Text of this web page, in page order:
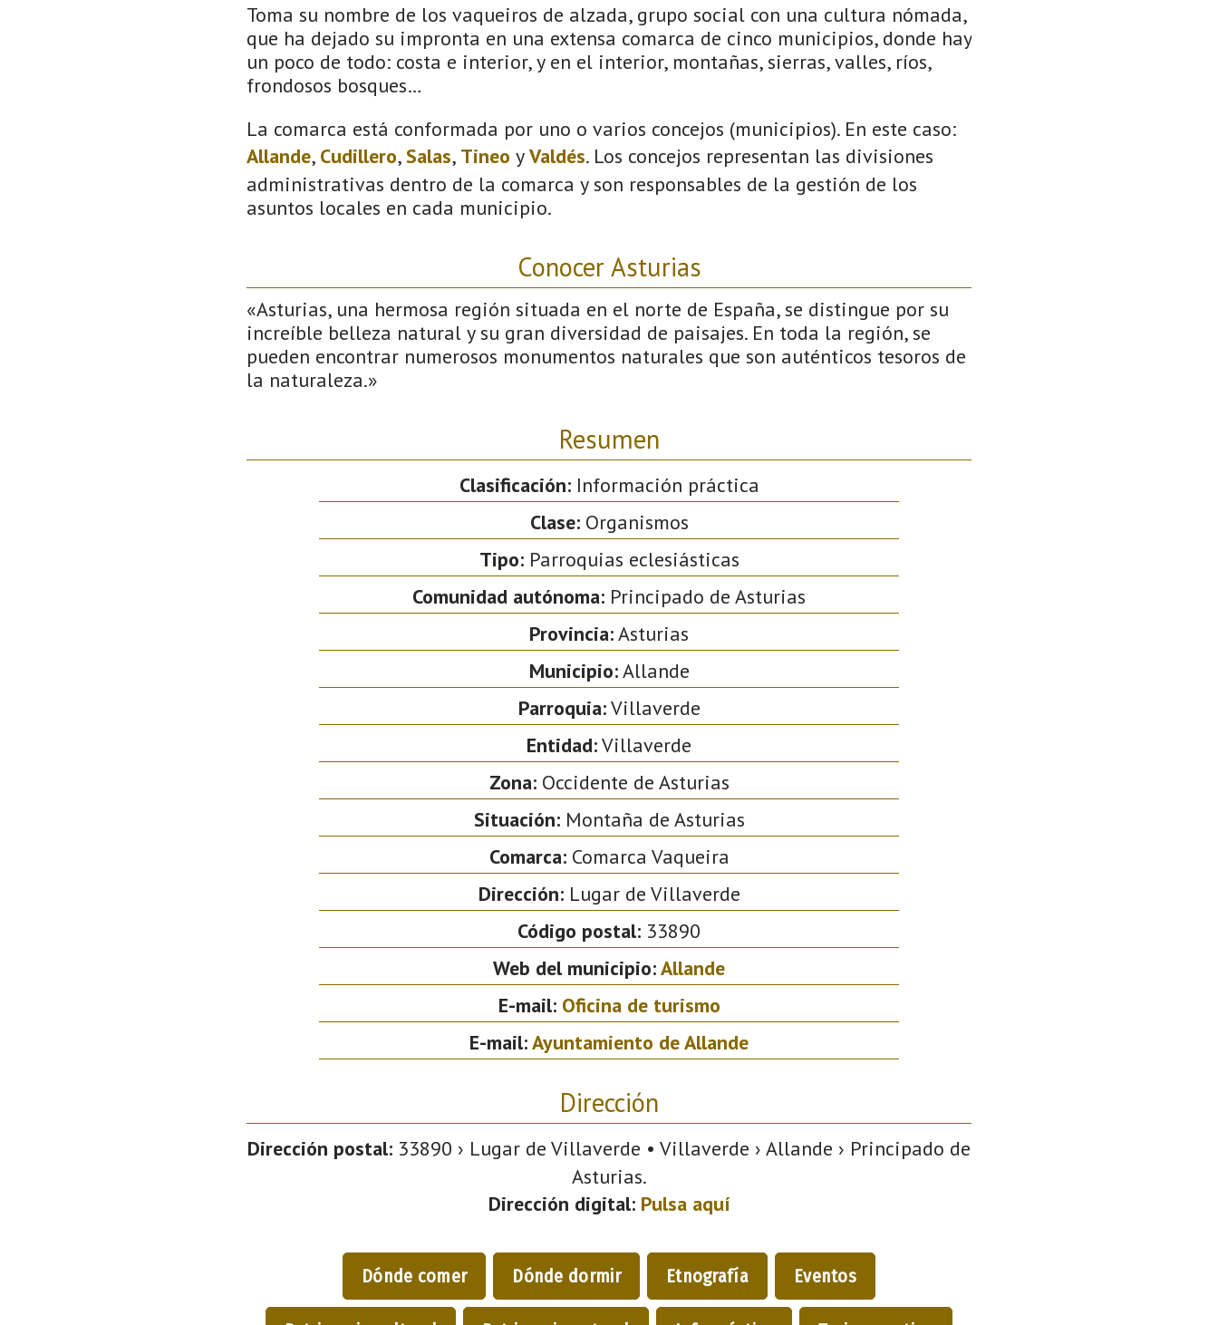
Toma su nombre de los vaqueiros de alzada, grupo social con una cultura nómada,
que ha dejado su impronta en una extensa comarca de cinco municipios, donde hay
un poco de todo: costa e interior, y en el interior, montañas, sierras, valles, ríos,
frondosos bosques…
La comarca está conformada por uno o varios concejos (municipios). En este caso:
Allande, Cudillero,Salas, Tineo yValdés. Los concejos representan las divisiones
administrativas dentro de la comarca y son responsables de la gestión de los
asuntos locales en cada municipio.
Conocer Asturias
«Asturias, una hermosa región situada en el norte de España, se distingue por su
increíble belleza natural y su gran diversidad de paisajes. En toda la región, se
pueden encontrar numerosos monumentos naturales que son auténticos tesoros de
la naturaleza.»
Resumen
Clasificación:Información práctica
Clase:Organismos
Tipo:Parroquias eclesiásticas
Comunidad autónoma: Principado de Asturias
Provincia:Asturias
Municipio:Allande
Parroquia:Villaverde
Entidad:Villaverde
Zona:Occidente de Asturias
Situación:Montaña de Asturias
Comarca:Comarca Vaqueira
Dirección:Lugar de Villaverde
Código postal: 33890
Web del municipio:Allande
E-mail: Oficina de turismo
E-mail:Ayuntamiento de Allande
Dirección
Dirección postal: 33890 › Lugar de Villaverde • Villaverde › Allande › Principado de
Asturias.
Dirección digital: Pulsa aquí
Dónde comer Dónde dormir Etnografía Eventos